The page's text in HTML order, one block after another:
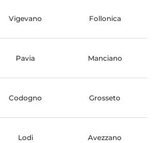
Vigevano Follonica
Pavia Manciano
Codogno Grosseto
Lodi Avezzano